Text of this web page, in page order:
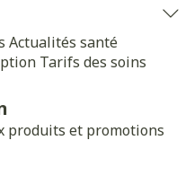
Actualités santé
Tarifs des soins
produits et promotions